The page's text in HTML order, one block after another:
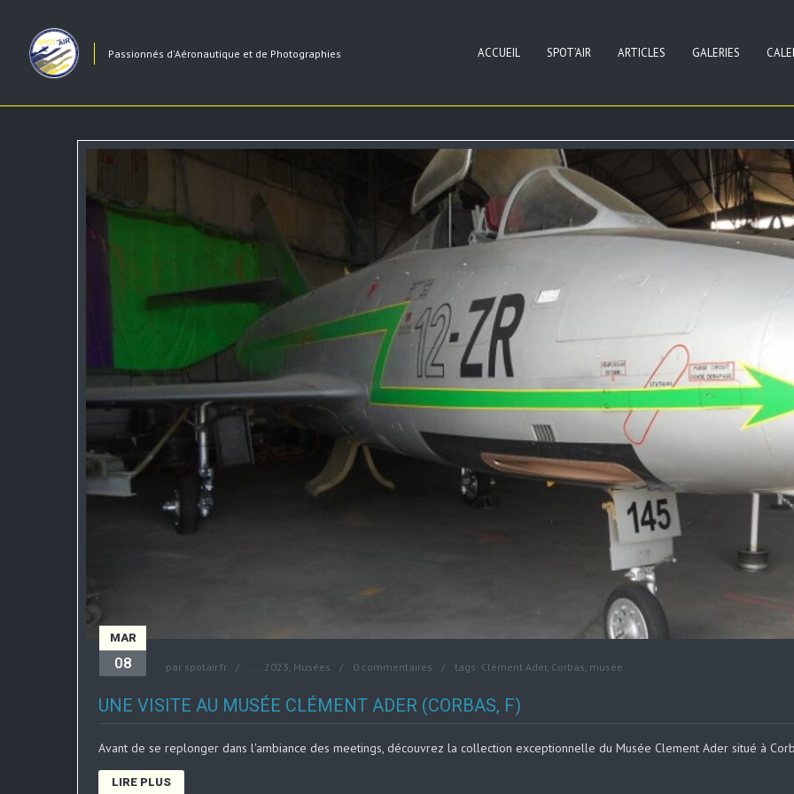
Passionnés d'Aéronautique et de Photographies ACCUEIL SPOT’AIR ARTICLES GALERIES
MAR
08 par spotair.fr .... 2023, Musées 0 commentaires tags: Clément Ader, Corbas, musée
UNE VISITE AU MUSÉE CLÉMENT ADER (CORBAS, F)
Avant de se replonger dans l'ambiance des meetings, découvrez la collection exceptionnelle du Musée Clement Ader situé à
LIRE PLUS